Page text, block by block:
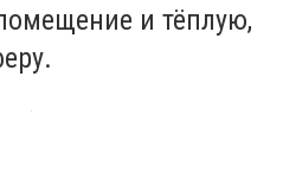
и тёплую,